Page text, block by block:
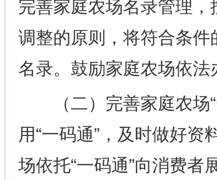
完善家庭农场名录管理
调整的原则，将符合条
名录。鼓励家庭农场依
（二）完善家庭农场“
用“一码通”，及时做好
场依托“一码通”向消费者